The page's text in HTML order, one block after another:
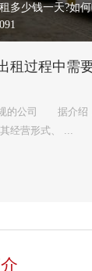
多少钱一天?如
租过程中需
的公司 据介绍
经营形式、 ...